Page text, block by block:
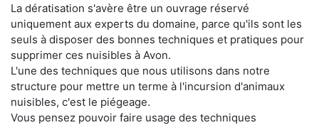
La dératisation s'avère être un ouvrage réservé
uniquement aux experts du domaine, parce qu'ils sont les
seuls à disposer des bonnes techniques et pratiques pour
supprimer ces nuisibles à Avon.
L'une des techniques que nous utilisons dans notre
structure pour mettre un terme à l'incursion d'animaux
nuisibles, c'est le piégeage.
Vous pensez pouvoir faire usage des techniques